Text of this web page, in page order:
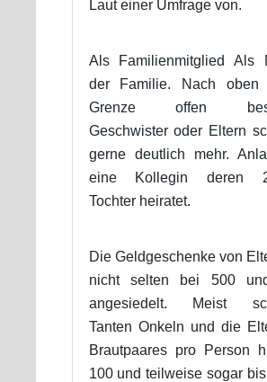
Laut einer Umfrage von.
Als Familienmitglied Als
der Familie. Nach
Grenze offen
Geschwister oder Eltern
gerne deutlich mehr.
eine Kollegin deren
Tochter heiratet.
Die Geldgeschenke von
nicht selten bei 500
angesiedelt. Meist
Tanten Onkeln und die
Brautpaares pro Person
100 und teilweise sogar